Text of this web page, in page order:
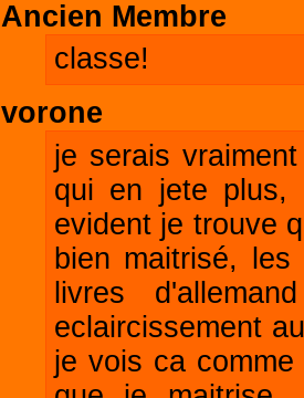
Ancien Membre
classe!
vorone
je serais
qui en jete plus,
evident je trouve
bien maitrisé,
livres
eclaircissement
je vois ca